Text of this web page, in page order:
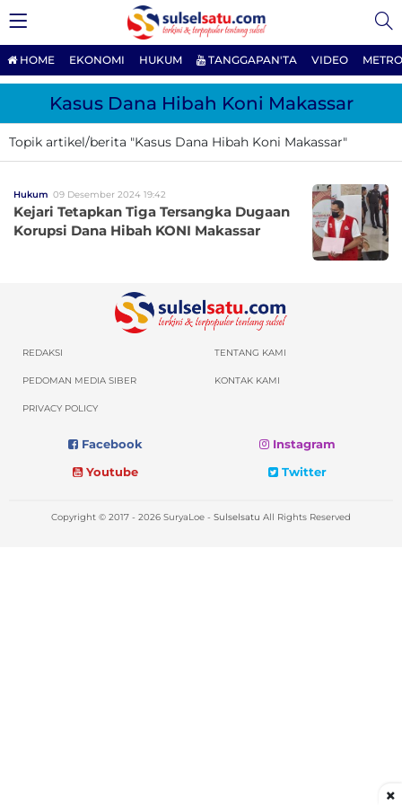
HOME EKONOMI HUKUM TANGGAPAN'TA VIDEO
Kasus Dana Hibah Koni Makassar
Topik artikel/berita "Kasus Dana Hibah Koni Makassar"
Hukum 09 Desember 2024 19:42
Kejari Tetapkan Tiga Tersangka Dugaan
Korupsi Dana Hibah KONI Makassar
REDAKSI TENTANG KAMI
PEDOMAN MEDIA SIBER KONTAK KAMI
PRIVACY POLICY
Facebook
Instagram
Youtube
Twitter
Copyright © 2017 - 2026 SuryaLoe - Sulselsatu All Rights Reserved
×